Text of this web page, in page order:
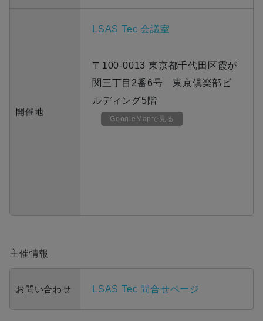
開催地
LSAS Tec 会議室
〒100-0013 東京都千代田区霞が
関三丁目2番6号 東京倶楽部ビ
ルディング5階
GoogleMapで見る
主催情報
お問い合わせ LSAS Tec 問合せページ